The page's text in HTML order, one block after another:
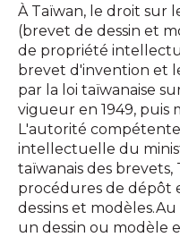
À Taïwan, le droit sur
(brevet de dessin et
de propriété
brevet d'invention et
par la loi taïwanaise
vigueur en 1949, puis
L'autorité
intellectuelle du
taïwanais des
procédures de dépôt
dessins et
un dessin ou modèle